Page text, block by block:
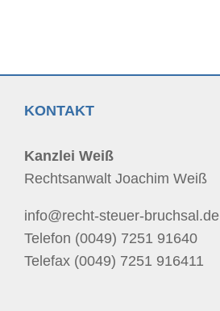
KONTAKT
Kanzlei Weiß
Rechtsanwalt Joachim Weiß
info@recht-steuer-bruchsal.de
Telefon (0049) 7251 91640
Telefax (0049) 7251 916411